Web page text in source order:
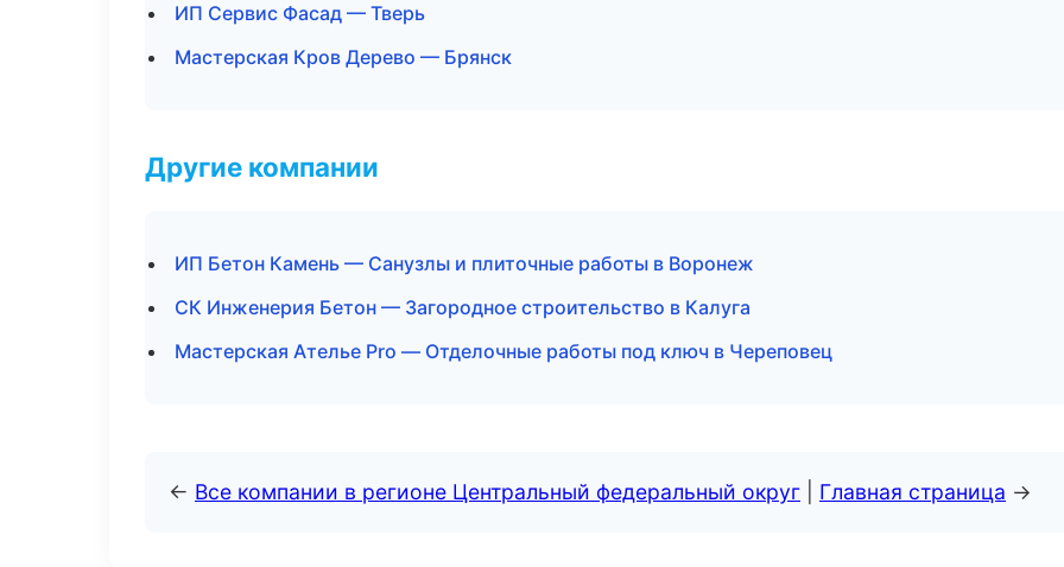
ИП Сервис Фасад — Тверь
Мастерская Кров Дерево — Брянск
Другие компании
ИП Бетон Камень — Санузлы и плиточные работы в Воронеж
СК Инженерия Бетон — Загородное строительство в Калуга
Мастерская Ателье Pro — Отделочные работы под ключ в Череповец
← Все компании в регионе Центральный федеральный округ Главная страница →